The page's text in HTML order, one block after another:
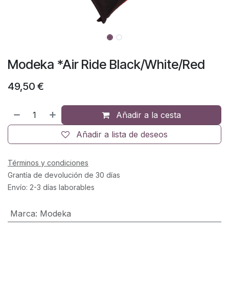
Modeka *Air Ride Black/White/Red
49,50 €
Añadir a la cesta
Añadir a lista de deseos
Términos y condiciones
Grantía de devolución de 30 días
Envío: 2-3 días laborables
Marca: Modeka